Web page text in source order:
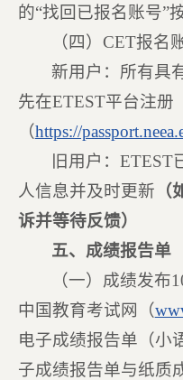
的“找回已报名账号”
（四）CET报名
新用户：所有具
先在ETEST平台注册
（https://
旧用户：
人信息并及时更新
诉并等待反馈）
五、成绩报告单
（一）成绩发布
中国教育考试网（
电子成绩报告单（小
子成绩报告单与纸质